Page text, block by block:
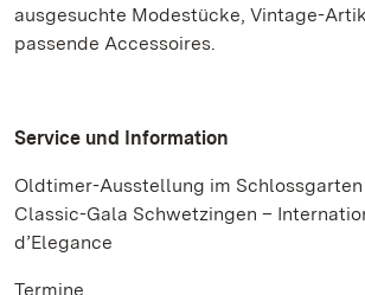
ausgesuchte Modestücke, Vintage-
passende Accessoires.
Service und Information
Oldtimer-Ausstellung im Schlossgarten
Classic-Gala Schwetzingen –
d’Elegance
Termine